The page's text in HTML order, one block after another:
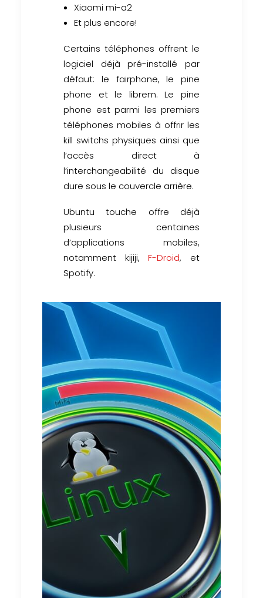
Xiaomi mi-a2
Et plus encore!
Certains téléphones offrent le
logiciel déjà pré-installé par
défaut: le fairphone, le pine
phone et le librem. Le pine
phone est parmi les premiers
téléphones mobiles à offrir les
kill switchs physiques ainsi que
l’accès direct à
l’interchangeabilité du disque
dure sous le couvercle arrière.
Ubuntu touche offre déjà
plusieurs centaines
d’applications mobiles,
notamment kijiji,F-Droid, et
Spotify.